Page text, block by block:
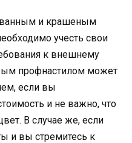
и крашеным
учесть свои
к внешнему
профнастилом может
если вы
и не важно, что
В случае же, если
и вы стремитесь к